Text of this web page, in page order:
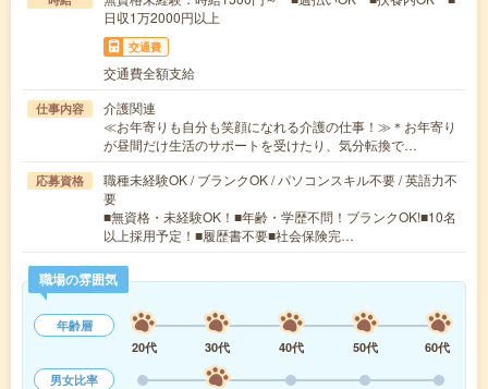
日収1万2000円以上
交通費
交通費全額支給
仕事内容
介護関連
≪お年寄りも自分も笑顔になれる介護の仕事！≫＊お年寄り
が昼間だけ生活のサポートを受けたり、気分転換で…
応募資格
職種未経験OK / ブランクOK / パソコンスキル不要 / 英語力不
要
■無資格・未経験OK！■年齢・学歴不問！ブランクOK!■10名
以上採用予定！■履歴書不要■社会保険完…
職場の雰囲気
年齢層
20代
30代 40代 50代
60代
男女比率